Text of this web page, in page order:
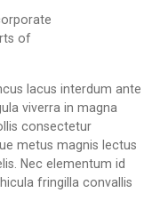
of
lacus interdum ante
viverra in magna
consectetur
metus magnis lectus
Nec elementum id
fringilla convallis